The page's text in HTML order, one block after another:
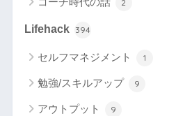
2
Lifehack 394
セルフマネジメント 1
勉強/スキルアップ 9
アウトプット 9